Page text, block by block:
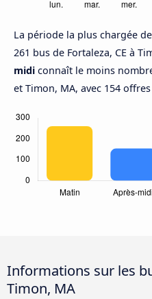
La période la plus chargée
261 bus de Fortaleza, CE à
midi connaît le moins
et Timon, MA, avec 154
Informations sur les
Timon, MA